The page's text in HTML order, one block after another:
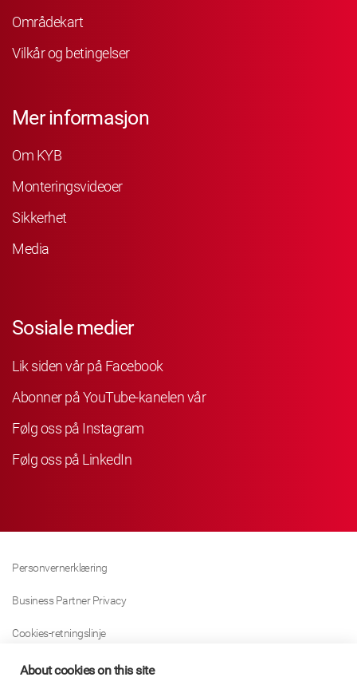
Områdekart
Vilkår og betingelser
Mer informasjon
Om KYB
Monteringsvideoer
Sikkerhet
Media
Sosiale medier
Lik siden vår på Facebook
Abonner på YouTube-kanelen vår
Følg oss på Instagram
Følg oss på LinkedIn
Personvernerklæring
Business Partner Privacy
Cookies-retningslinje
Modern Slavery Act Policy
About cookies on this site